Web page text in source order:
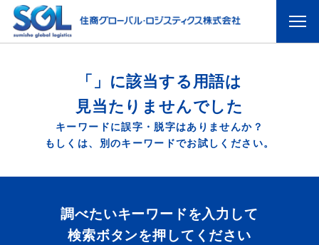
「」に該当する用語は
見当たりませんでした
キーワードに誤字・脱字はありませんか？
もしくは、別のキーワードでお試しください。
調べたいキーワードを入力して
検索ボタンを押してください